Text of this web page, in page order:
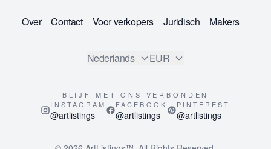
Over Contact Voor verkopers Juridisch Makers
Nederlands EUR
BLIJF MET ONS VERBONDEN
INSTAGRAM
@artlistings
FACEBOOK
@artlistings
PINTEREST
@artlistings